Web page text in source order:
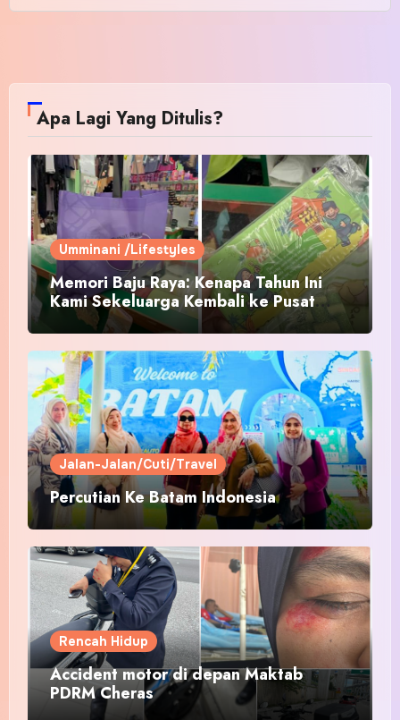
Apa Lagi Yang Ditulis?
Umminani /Lifestyles
Memori Baju Raya: Kenapa Tahun Ini
Kami Sekeluarga Kembali ke Pusat
Pakaian Hari-Hari?
Jalan-Jalan/Cuti/Travel
Percutian Ke Batam Indonesia
Rencah Hidup
Accident motor di depan Maktab
PDRM Cheras